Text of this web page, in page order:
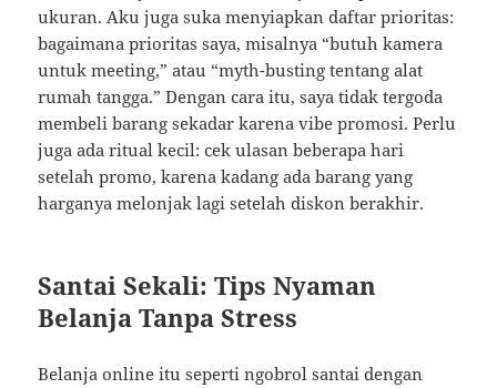
ukuran. Aku juga suka menyiapkan daftar prioritas:
bagaimana prioritas saya, misalnya “butuh kamera
untuk meeting,” atau “myth-busting tentang alat
rumah tangga.” Dengan cara itu, saya tidak tergoda
membeli barang sekadar karena vibe promosi. Perlu
juga ada ritual kecil: cek ulasan beberapa hari
setelah promo, karena kadang ada barang yang
harganya melonjak lagi setelah diskon berakhir.
Santai Sekali: Tips Nyaman
Belanja Tanpa Stress
Belanja online itu seperti ngobrol santai dengan